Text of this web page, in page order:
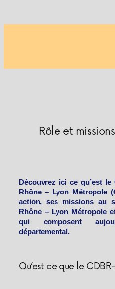
Rôle et missions
Découvrez ici ce qu’est
Rhône – Lyon Métropole
action, ses missions au
Rhône – Lyon Métropole
qui composent
départemental.
Qu’est ce que le